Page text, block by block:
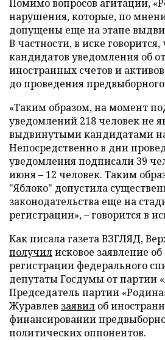
Помимо вопросов агитации,
нарушения, которые, по
допущены еще на этапе
В частности, в иске говорится,
кандидатов уведомления об
иностранных счетов и
до проведения предвыборного
«Таким образом, на момент
уведомлений 218 человек не
выдвинутыми кандидатами
Непосредственно в дни
уведомления подписали 39
июня – 12 человек. Таким
"Яблоко" допустила
законодательства еще на
регистрации», – говорится в
Как писала газета ВЗГЛЯД,
получилисковое заявление
регистрации федерального
депутаты Госдумы от партии
Председатель партии
Журавлев заявил об
финансировании
политических оппонентов.